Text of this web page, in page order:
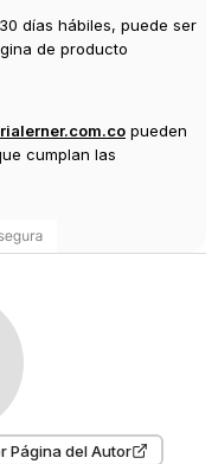
días hábiles, puede ser
de producto
pueden
cumplan las
Página del Autor